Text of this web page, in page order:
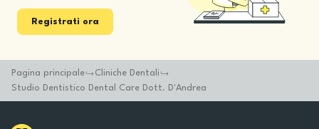
Registrati ora
Pagina principale
Cliniche Dentali
Studio Dentistico Dental Care Dott. D'Andrea